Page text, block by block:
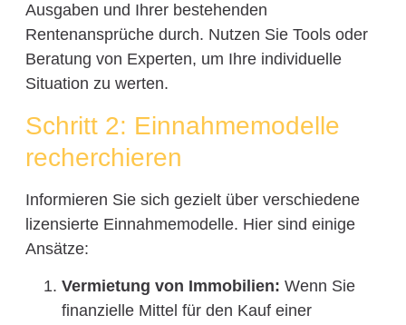
Ausgaben und Ihrer bestehenden
Rentenansprüche durch. Nutzen Sie Tools oder
Beratung von Experten, um Ihre individuelle
Situation zu werten.
Schritt 2: Einnahmemodelle
recherchieren
Informieren Sie sich gezielt über verschiedene
lizensierte Einnahmemodelle. Hier sind einige
Ansätze:
Vermietung von Immobilien: Wenn Sie
finanzielle Mittel für den Kauf einer